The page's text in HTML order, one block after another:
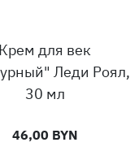
Крем для век
Леди Роял,
30 мл
46,00 BYN